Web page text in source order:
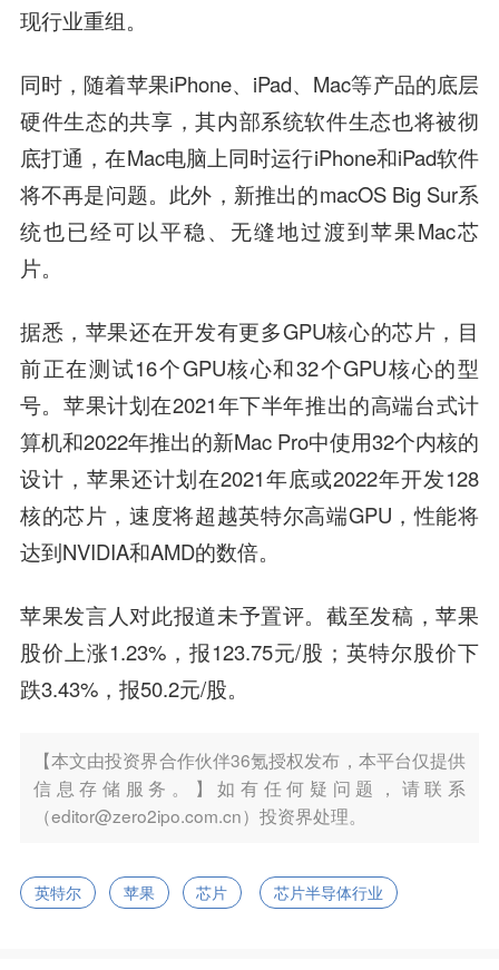
现行业重组。
同时，随着苹果iPhone、iPad、Mac等产品的底层
硬件生态的共享，其内部系统软件生态也将被彻
底打通，在Mac电脑上同时运行iPhone和iPad软件
将不再是问题。此外，新推出的macOS Big Sur系
统也已经可以平稳、无缝地过渡到苹果Mac芯
片。
据悉，苹果还在开发有更多GPU核心的芯片，目
前正在测试16个GPU核心和32个GPU核心的型
号。苹果计划在2021年下半年推出的高端台式计
算机和2022年推出的新Mac Pro中使用32个内核的
设计，苹果还计划在2021年底或2022年开发128
核的芯片，速度将超越英特尔高端GPU，性能将
达到NVIDIA和AMD的数倍。
苹果发言人对此报道未予置评。截至发稿，苹果
股价上涨1.23%，报123.75元/股；英特尔股价下
跌3.43%，报50.2元/股。
【本文由投资界合作伙伴36氪授权发布，本平台仅提供
信息存储服务。】如有任何疑问题，请联系
（editor@zero2ipo.com.cn）投资界处理。
英特尔 苹果 芯片 芯片半导体行业